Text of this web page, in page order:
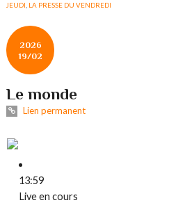
JEUDI LA PRESSE DU VENDREDI
2026
19/02
Le monde
Lien permanent
13:59
Live en cours